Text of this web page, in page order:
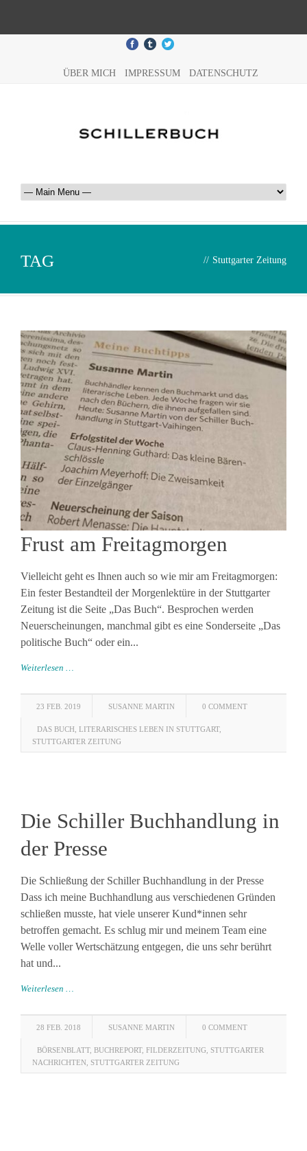
ÜBER MICH IMPRESSUM DATENSCHUTZ
TAG // Stuttgarter Zeitung
Frust am Freitagmorgen
Vielleicht geht es Ihnen auch so wie mir am Freitagmorgen:
Ein fester Bestandteil der Morgenlektüre in der Stuttgarter
Zeitung ist die Seite „Das Buch“. Besprochen werden
Neuerscheinungen, manchmal gibt es eine Sonderseite „Das
politische Buch“ oder ein...
Weiterlesen …
23 FEB. 2019 SUSANNE MARTIN 0 COMMENT
DAS BUCH LITERARISCHES LEBEN IN STUTTGART,
STUTTGARTER ZEITUNG
Die Schiller Buchhandlung in
der Presse
Die Schließung der Schiller Buchhandlung in der Presse
Dass ich meine Buchhandlung aus verschiedenen Gründen
schließen musste, hat viele unserer Kund*innen sehr
betroffen gemacht. Es schlug mir und meinem Team eine
Welle voller Wertschätzung entgegen, die uns sehr berührt
hat und...
Weiterlesen …
28 FEB. 2018 SUSANNE MARTIN 0 COMMENT
BÖRSENBLATT, BUCHREPORT, FILDERZEITUNG STUTTGARTER
NACHRICHTEN STUTTGARTER ZEITUNG